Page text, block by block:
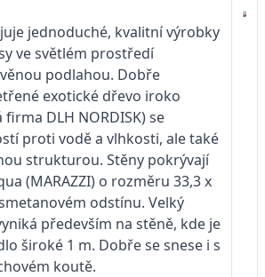
jednoduché, kvalitní výrobky
ve světlém prostředí
podlahou. Dobře
exotické dřevo iroko
DLH NORDISK) se
proti vodě a vlhkosti, ale také
strukturou. Stěny pokrývají
(MARAZZI) o rozměru 33,3 x
odstínu. Velký
především na stěně, kde je
široké 1 m. Dobře se snese i s
koutě.